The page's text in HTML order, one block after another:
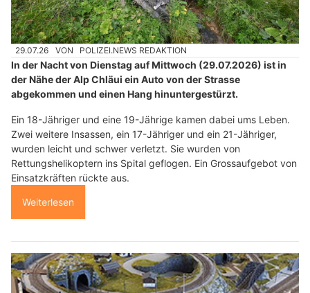
29.07.26 VON POLIZEI.NEWS REDAKTION
In der Nacht von Dienstag auf Mittwoch (29.07.2026) ist in
der Nähe der Alp Chläui ein Auto von der Strasse
abgekommen und einen Hang hinuntergestürzt.
Ein 18-Jähriger und eine 19-Jährige kamen dabei ums Leben.
Zwei weitere Insassen, ein 17-Jähriger und ein 21-Jähriger,
wurden leicht und schwer verletzt. Sie wurden von
Rettungshelikoptern ins Spital geflogen. Ein Grossaufgebot von
Einsatzkräften rückte aus.
Weiterlesen